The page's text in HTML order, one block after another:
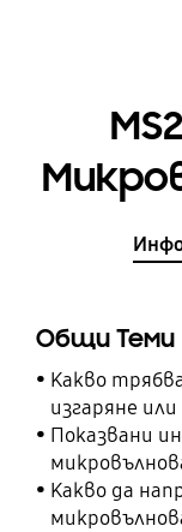
Общи Теми
Какво
изгаряне
използвате
Показвани
Какво да